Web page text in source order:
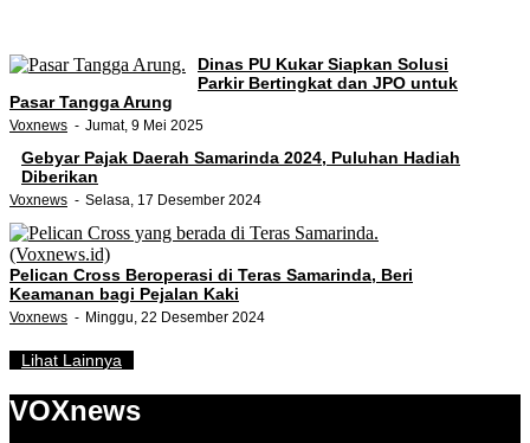
Dinas PU Kukar Siapkan Solusi
Parkir Bertingkat dan JPO untuk
Pasar Tangga Arung
Voxnews Jumat, 9 Mei 2025
Gebyar Pajak Daerah Samarinda 2024, Puluhan Hadiah
Diberikan
Voxnews Selasa, 17 Desember 2024
Pelican Cross Beroperasi di Teras Samarinda, Beri
Keamanan bagi Pejalan Kaki
Voxnews Minggu, 22 Desember 2024
Lihat Lainnya
VOXnews